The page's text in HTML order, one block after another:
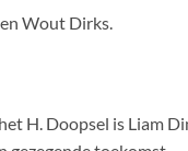
Wout Dirks.
H. Doopsel is Liam